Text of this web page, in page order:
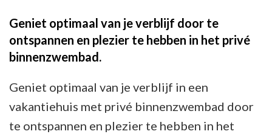
Geniet optimaal van je verblijf door te
ontspannen en plezier te hebben in het privé
binnenzwembad.
Geniet optimaal van je verblijf in een
vakantiehuis met privé binnenzwembad door
te ontspannen en plezier te hebben in het